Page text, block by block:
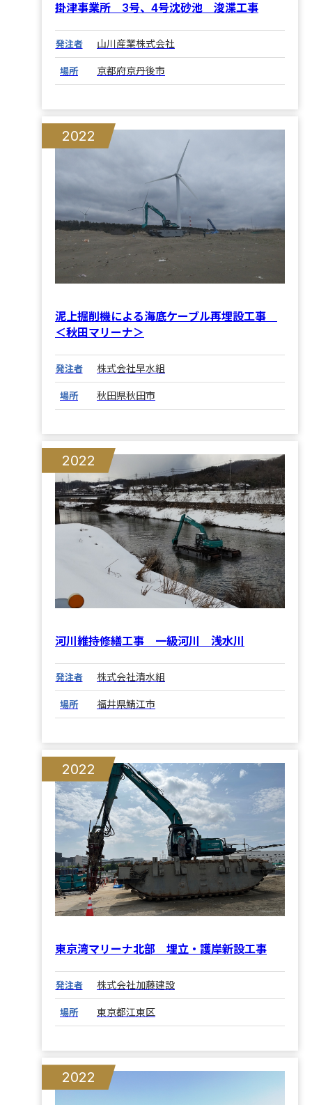
掛津事業所 3号、4号沈砂池 浚渫工事
発注者 山川産業株式会社
場所 京都府京丹後市
2022
泥上掘削機による海底ケーブル再埋設工事
＜秋田マリーナ＞
発注者 株式会社早水組
場所 秋田県秋田市
2022
河川維持修繕工事 一級河川 浅水川
発注者 株式会社清水組
場所 福井県鯖江市
2022
東京湾マリーナ北部 埋立・護岸新設工事
発注者 株式会社加藤建設
場所 東京都江東区
2022